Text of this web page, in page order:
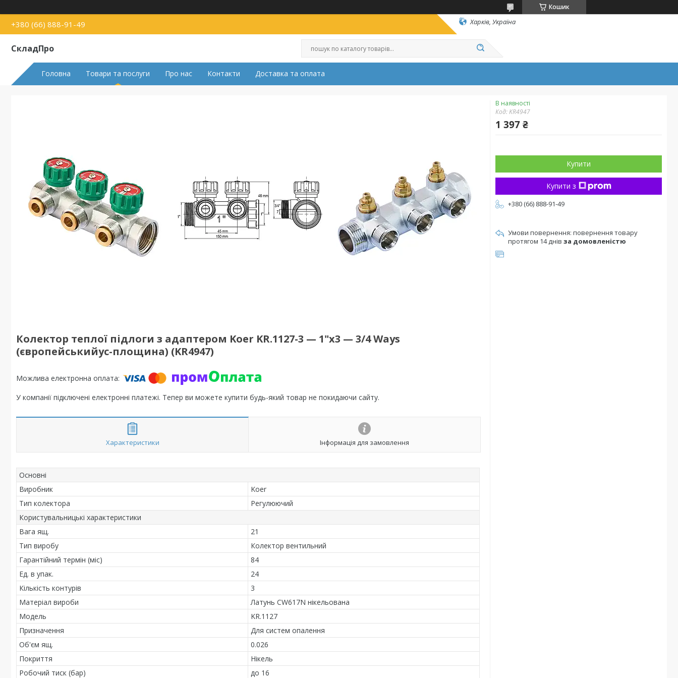
Кошик
+380 (66) 888-91-49 Харків, Україна
СкладПро
Головна Товари та послуги Про нас Контакти Доставка та оплата
Колектор теплої підлоги з адаптером Koer KR.1127-3 — 1"x3 — 3/4 Ways
(європейськийус-площина) (KR4947)
У компанії підключені електронні платежі. Тепер ви можете купити будь-який товар не покидаючи сайту.
Характеристики Інформація для замовлення
Основні
Виробник
Koer
Тип колектора
Регулюючий
Користувальницькі характеристики
Вага ящ.
21
Тип виробу
Колектор вентильний
Гарантійний термін (міс)
84
Ед. в упак.
24
Кількість контурів
3
Матеріал вироби
Латунь CW617N нікельована
Мoдель
KR.1127
Призначення
Для систем опалення
Об'єм ящ.
0.026
Покриття
Нікель
Робочий тиск (бар)
до 16
В наявності
Код:KR4947
1 397 ₴
Купити
Купити з
+380 (66) 888-91-49
повернення товару
протягом 14 днів за домовленістю